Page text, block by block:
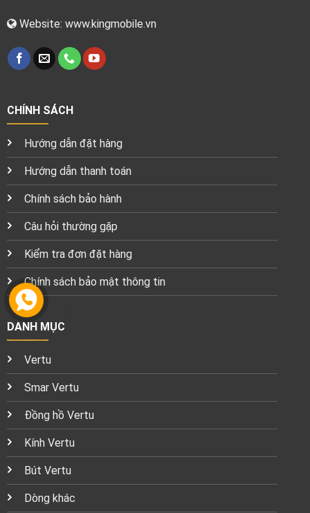
Website: www.kingmobile.vn
CHÍNH SÁCH
Hướng dẫn đặt hàng
Hướng dẫn thanh toán
Chính sách bảo hành
Câu hỏi thường gặp
Kiểm tra đơn đặt hàng
Chính sách bảo mật thông tin
DANH MỤC
Vertu
Smar Vertu
Đồng hồ Vertu
Kính Vertu
Bút Vertu
Dòng khác